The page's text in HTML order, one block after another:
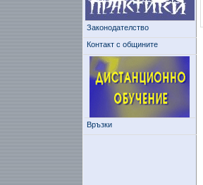
Законодателство
Контакт с общините
Връзки